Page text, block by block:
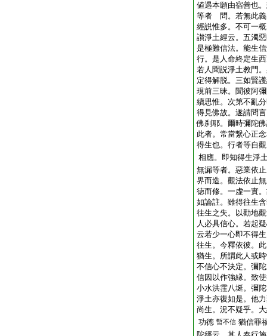
値遇本願由宿善也
等者 問。若無此
經説惟多。不可一
讃淨土經云。五濁
是極難信法。能生
行。是人命終定生
若人聞説淨土教門
定得解脱。三如賢
現前三昧。聞彼阿
續思惟。次第不亂
得見佛故。遂請問
佛刹耶。爾時彌陀
此者。常當繋心正
得生也。行者等自
相應。即知得生淨
無漏等者。惡業依
界而造。觀法依止
徳而修。一虚一實
如論註。雖得往生
往生之失。以勸地
人必具信心。若起
云若少一心即不得
往生。今釋依彼。
猶生。所謂此人或
不信心不決定。彌
信因以作強縁。致
小水洪霔八埏。彌
淨土亦復如是。他
尚生。況不疑乎。
功徳 暫不信 猶信罪